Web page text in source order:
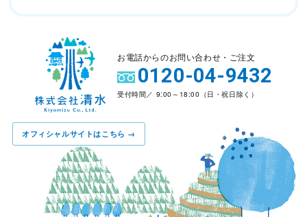
お電話からのお問い合わせ・ご注文
0120-04-9432
受付時間／ 9:00～18:00（日・祝日除く）
オフィシャルサイトはこちら →